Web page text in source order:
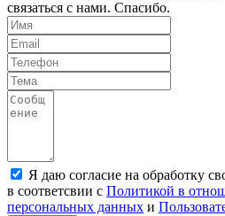
связаться с нами. Спасибо.
Я даю согласие на обработку
в соответсвии с Политикой в
персональных данных и